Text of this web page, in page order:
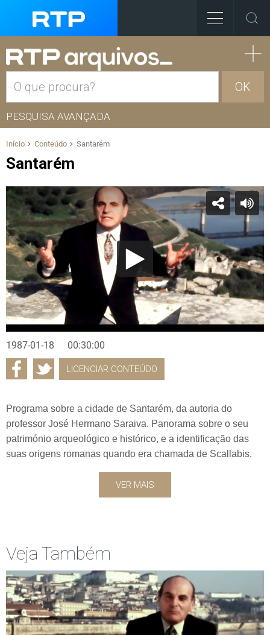
OK
PESQUISA AVANÇADA
Início Conteúdo Santarém
Santarém
1987-01-18 00:30:00
LICENCIAR CONTEÚDO
Programa sobre a cidade de Santarém, da autoria do
professor José Hermano Saraiva. Panorama sobre o seu
património arqueológico e histórico, e a identificação das
suas origens romanas quando era chamada de Scallabis.
VER MAIS
Veja Também